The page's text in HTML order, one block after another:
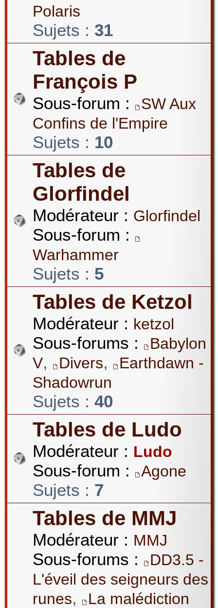
Polaris
Sujets : 31
Tables de
François P
Sous-forum :
SW Aux
Confins de l'Empire
Sujets : 10
Tables de
Glorfindel
Modérateur : Glorfindel
Sous-forum :
Warhammer
Sujets : 5
Tables de Ketzol
Modérateur : ketzol
Sous-forums :
Babylon
V, Divers,
Earthdawn -
Shadowrun
Sujets : 40
Tables de Ludo
Modérateur : Ludo
Sous-forum : Agone
Sujets : 7
Tables de MMJ
Modérateur : MMJ
Sous-forums :
DD3.5 -
L'éveil des seigneurs des
runes,
La malédiction